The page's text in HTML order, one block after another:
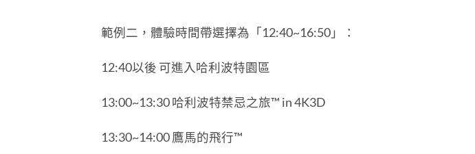
範例二，體驗時間帶選擇為「12:40~16:50」：
12:40以後 可進入哈利波特園區
13:00~13:30 哈利波特禁忌之旅™ in 4K3D
13:30~14:00 鷹馬的飛行™